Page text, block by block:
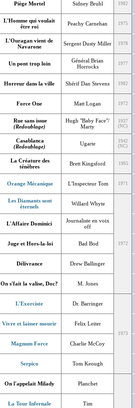
Piège Mortel Sidney Bruhl 1982
L'Homme qui voulait
être roi
Peachy Carnehan 1975
L'Ouragan vient de
Navarone
Sergent Dusty Miller 1978
Un pont trop loin
Général Brian
Horrocks
1977
Horreur dans la ville Shérif Dan Stevens 1982
Force One Matt Logan 1972
Rue sans issue
(Redoublage)
Hugh "Baby Face"/
Marty
1937
(NC)
Casablanca
(Redoublage)
Ugarte
1942
(NC)
La Créature des
ténèbres
Brett Kingsford 1965
Orange Mécanique L'Inspecteur Tom 1971
Les Diamants sont
éternels
Willard Whyte
1972
L'Affaire Dominici
Journaliste en voix
off
Juge et Hors-la-loi Bad Bod
Délivrance Drew Ballinger
On s'fait la valise, Doc? M. Jones
L'Exorciste Dr. Barringer
1973
Vivre et laisser mourir Felix Leiter
Magnum Force Charlie McCoy
Serpico Tom Keough
On l'appelait Milady Planchet
La Tour Infernale Tim